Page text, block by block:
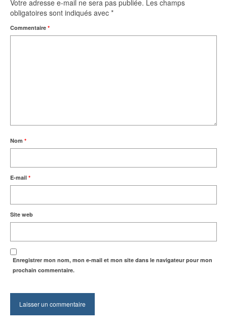
Votre adresse e-mail ne sera pas publiée. Les champs
obligatoires sont indiqués avec *
Commentaire *
Nom *
E-mail *
Site web
Enregistrer mon nom, mon e-mail et mon site dans le navigateur pour mon
prochain commentaire.